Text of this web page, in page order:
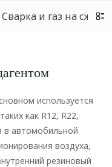
Сварка и газ на
используется
как R12, R22,
в автомобильной
воздуха,
резиновый